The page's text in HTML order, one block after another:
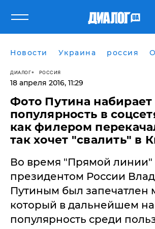
Новости Украина россия
ДИАЛОГ РОССИЯ
18 апреля 2016, 11:29
Фото Путина набирает
популярность в
как филером
так хочет "свалить" в
Во время "Прямой линии"
президентом России
Путиным был запечатлен
который в дальнейшем
популярность среди